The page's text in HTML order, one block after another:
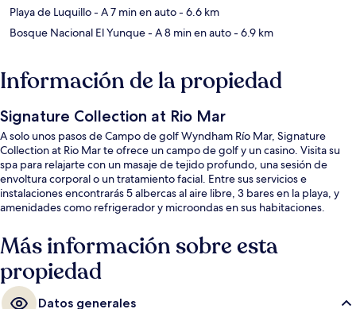
Playa de Luquillo- A 7 min en auto- 6.6 km
Bosque Nacional El Yunque- A 8 min en auto- 6.9 km
Información de la propiedad
Signature Collection at Rio Mar
A solo unos pasos de Campo de golf Wyndham Río Mar, Signature
Collection at Rio Mar te ofrece un campo de golf y un casino. Visita su
spa para relajarte con un masaje de tejido profundo, una sesión de
envoltura corporal o un tratamiento facial. Entre sus servicios e
instalaciones encontrarás 5 albercas al aire libre, 3 bares en la playa, y
amenidades como refrigerador y microondas en sus habitaciones.
Más información sobre esta
propiedad
Datos generales